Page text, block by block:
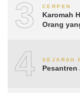
3 CERPEN
Karomah
Orang
4 SEJARAH